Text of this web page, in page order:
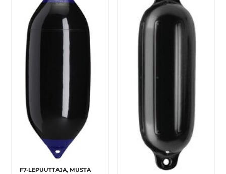
F7-LEPUUTTAJA, MUSTA